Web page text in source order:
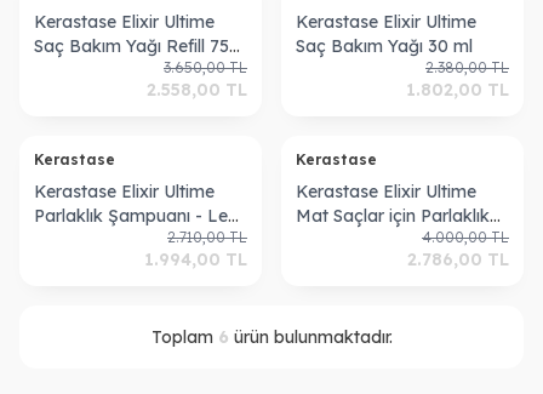
Kerastase Elixir Ultime
Saç Bakım Yağı Refill 75
3.650,00TL
2.558,00 TL
Kerastase Elixir Ultime
Saç Bakım Yağı 30 ml
2.380,00TL
1.802,00 TL
Kerastase
Kerastase Elixir Ultime
Parlaklık Şampuanı - Le
2.710,00TL
1.994,00 TL
Kerastase
Kerastase Elixir Ultime
Mat Saçlar için Parlaklık
4.000,00TL
2.786,00 TL
Toplam 6 ürün bulunmaktadır.